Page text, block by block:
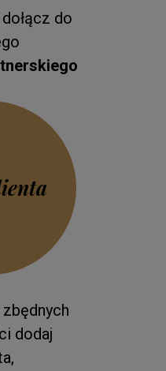
do
dodaj